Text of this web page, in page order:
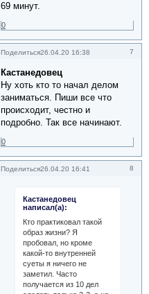
69 минут.
0
Поделиться 7
26.04.20 16:38
Кастанедовец
Ну хоть кто то начал делом
заниматься. Пиши все что
происходит, честно и
подробно. Так все начинают.
0
Поделиться 8
26.04.20 16:41
Кастанедовец
написал(а):
Кто практиковал такой
образ жизни? Я
пробовал, но кроме
какой-то внутренней
суеты я ничего не
заметил. Часто
получается из 10 дел